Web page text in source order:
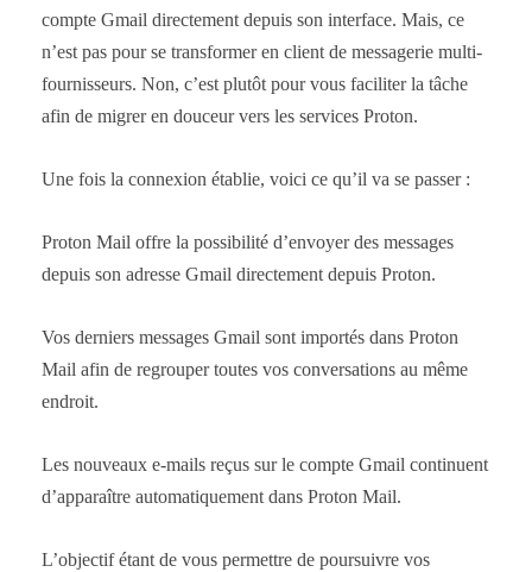
compte Gmail directement depuis son interface. Mais, ce
n’est pas pour se transformer en client de messagerie multi-
fournisseurs. Non, c’est plutôt pour vous faciliter la tâche
afin de migrer en douceur vers les services Proton.
Une fois la connexion établie, voici ce qu’il va se passer :
Proton Mail offre la possibilité d’envoyer des messages
depuis son adresse Gmail directement depuis Proton.
Vos derniers messages Gmail sont importés dans Proton
Mail afin de regrouper toutes vos conversations au même
endroit.
Les nouveaux e-mails reçus sur le compte Gmail continuent
d’apparaître automatiquement dans Proton Mail.
L’objectif étant de vous permettre de poursuivre vos